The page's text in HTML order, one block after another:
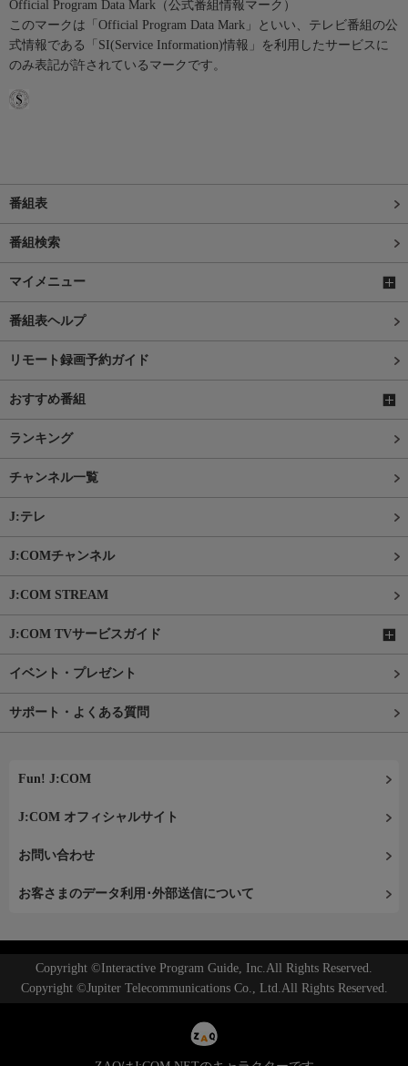
Official Program Data Mark（公式番組情報マーク）
このマークは「Official Program Data Mark」といい、テレビ番組の公
式情報である「SI(Service Information)情報」を利用したサービスに
のみ表記が許されているマークです。
番組表
番組検索
マイメニュー
番組表ヘルプ
リモート録画予約ガイド
おすすめ番組
ランキング
チャンネル一覧
J:テレ
J:COMチャンネル
J:COM STREAM
J:COM TVサービスガイド
イベント・プレゼント
サポート・よくある質問
Fun! J:COM
J:COM オフィシャルサイト
お問い合わせ
お客さまのデータ利用･外部送信について
Copyright ©Interactive Program Guide, Inc.All Rights Reserved.
Copyright ©Jupiter Telecommunications Co., Ltd.All Rights Reserved.